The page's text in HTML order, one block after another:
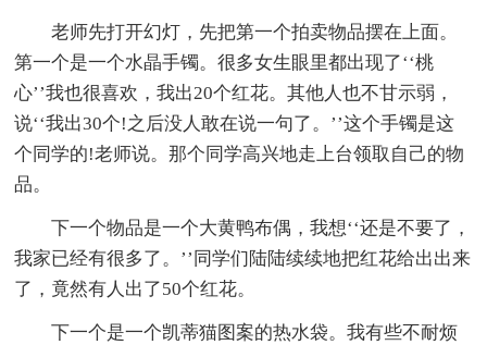
老师先打开幻灯，先把第一个拍卖物品摆在上面。
第一个是一个水晶手镯。很多女生眼里都出现了‘‘桃
心’’我也很喜欢，我出20个红花。其他人也不甘示弱，
说‘‘我出30个!之后没人敢在说一句了。’’这个手镯是这
个同学的!老师说。那个同学高兴地走上台领取自己的物
品。
下一个物品是一个大黄鸭布偶，我想‘‘还是不要了，
我家已经有很多了。’’同学们陆陆续续地把红花给出出来
了，竟然有人出了50个红花。
下一个是一个凯蒂猫图案的热水袋。我有些不耐烦